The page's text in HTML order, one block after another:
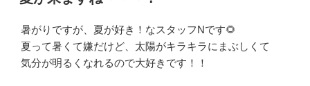
日:
暑がりですが、夏が好き！なスタッフNです🌻
夏って暑くて嫌だけど、太陽がキラキラにまぶしくて
気分が明るくなれるので大好きです！！